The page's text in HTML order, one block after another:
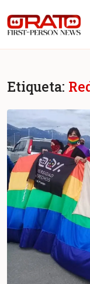
Etiqueta: